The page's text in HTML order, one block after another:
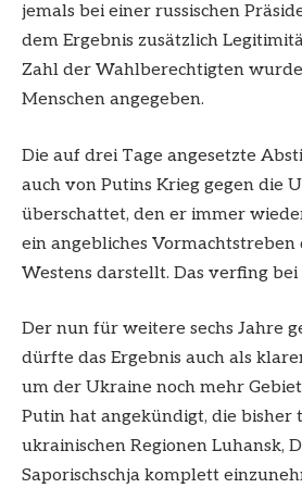
jemals bei einer russischen
dem Ergebnis zusätzlich
Zahl der Wahlberechtigten
Menschen angegeben.
Die auf drei Tage angesetzte
auch von Putins Krieg gegen die
überschattet, den er immer
ein angebliches Vormachtstreben
Westens darstellt. Das verfing bei
Der nun für weitere sechs Jahre
dürfte das Ergebnis auch als
um der Ukraine noch mehr
Putin hat angekündigt, die bisher
ukrainischen Regionen Luhansk,
Saporischschja komplett